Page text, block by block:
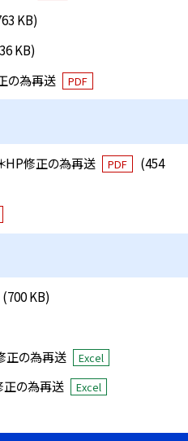
KB)
KB)
の為再送
PDF
HP修正の為再送 PDF
(454
(700 KB)
の為再送 Excel
の為再送 Excel